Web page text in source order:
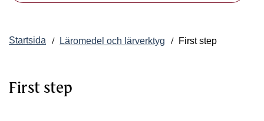
Startsida Läromedel och lärverktyg First step
First step